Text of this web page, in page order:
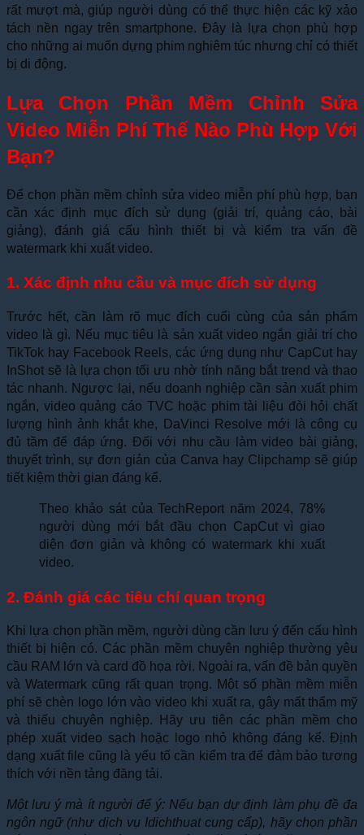
rất mượt mà, giúp người dùng có thể thực hiện các kỹ xảo
tách nền ngay trên smartphone. Đây là lựa chọn phù hợp
cho những ai muốn dựng phim nghiêm túc nhưng chỉ có thiết
bị di động.
Lựa Chọn Phần Mềm Chỉnh Sửa
Video Miễn Phí Thế Nào Phù Hợp Với
Bạn?
Để chọn phần mềm chỉnh sửa video miễn phí phù hợp, bạn
cần xác định mục đích sử dụng (giải trí, quảng cáo, bài
giảng), đánh giá cấu hình thiết bị và kiểm tra vấn đề
watermark khi xuất video.
1. Xác định nhu cầu và mục đích sử dụng
Trước hết, cần làm rõ mục đích cuối cùng của sản phẩm
video là gì. Nếu mục tiêu là sản xuất video ngắn giải trí cho
TikTok hay Facebook Reels, các ứng dụng như CapCut hay
InShot sẽ là lựa chọn tối ưu nhờ tính năng bắt trend và thao
tác nhanh. Ngược lại, nếu doanh nghiệp cần sản xuất phim
ngắn, video quảng cáo TVC hoặc phim tài liệu đòi hỏi chất
lượng hình ảnh khắt khe, DaVinci Resolve mới là công cụ
đủ tầm để đáp ứng. Đối với nhu cầu làm video bài giảng,
thuyết trình, sự đơn giản của Canva hay Clipchamp sẽ giúp
tiết kiệm thời gian đáng kể.
Theo khảo sát của TechReport năm 2024, 78%
người dùng mới bắt đầu chọn CapCut vì giao
diện đơn giản và không có watermark khi xuất
video.
2. Đánh giá các tiêu chí quan trọng
Khi lựa chọn phần mềm, người dùng cần lưu ý đến cấu hình
thiết bị hiện có. Các phần mềm chuyên nghiệp thường yêu
cầu RAM lớn và card đồ họa rời. Ngoài ra, vấn đề bản quyền
và Watermark cũng rất quan trọng. Một số phần mềm miễn
phí sẽ chèn logo lớn vào video khi xuất ra, gây mất thẩm mỹ
và thiếu chuyên nghiệp. Hãy ưu tiên các phần mềm cho
phép xuất video sạch hoặc logo nhỏ không đáng kể. Định
dạng xuất file cũng là yếu tố cần kiểm tra để đảm bảo tương
thích với nền tảng đăng tải.
Một lưu ý mà ít người để ý: Nếu bạn dự định làm phụ đề đa
ngôn ngữ (như dịch vụ Idichthuat cung cấp), hãy chọn phần